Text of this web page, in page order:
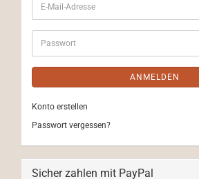
E-
Mail-
Adresse
Passwort
ANMELDEN
Konto erstellen
Passwort vergessen?
Sicher zahlen mit PayPal